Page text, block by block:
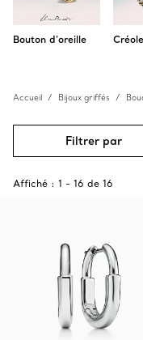
Bouton d’oreille Créole
Accueil Bijoux griffés
Filtrer par
Affiché : 1 - 16 de 16